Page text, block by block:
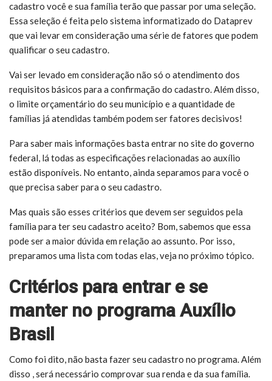
cadastro você e sua família terão que passar por uma seleção.
Essa seleção é feita pelo sistema informatizado do Dataprev
que vai levar em consideração uma série de fatores que podem
qualificar o seu cadastro.
Vai ser levado em consideração não só o atendimento dos
requisitos básicos para a confirmação do cadastro. Além disso,
o limite orçamentário do seu município e a quantidade de
famílias já atendidas também podem ser fatores decisivos!
Para saber mais informações basta entrar no site do governo
federal, lá todas as especificações relacionadas ao auxílio
estão disponíveis. No entanto, ainda separamos para você o
que precisa saber para o seu cadastro.
Mas quais são esses critérios que devem ser seguidos pela
família para ter seu cadastro aceito? Bom, sabemos que essa
pode ser a maior dúvida em relação ao assunto. Por isso,
preparamos uma lista com todas elas, veja no próximo tópico.
Critérios para entrar e se
manter no programa Auxílio
Brasil
Como foi dito, não basta fazer seu cadastro no programa. Além
disso , será necessário comprovar sua renda e da sua família.